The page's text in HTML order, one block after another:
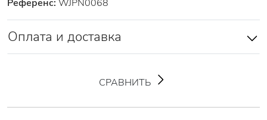
Референс: WJPN0068
Оплата и доставка
СРАВНИТЬ